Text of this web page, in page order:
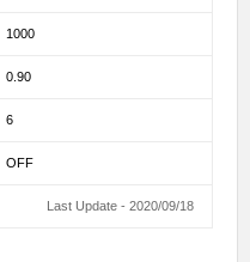
1000
0.90
6
OFF
Last Update - 2020/09/18